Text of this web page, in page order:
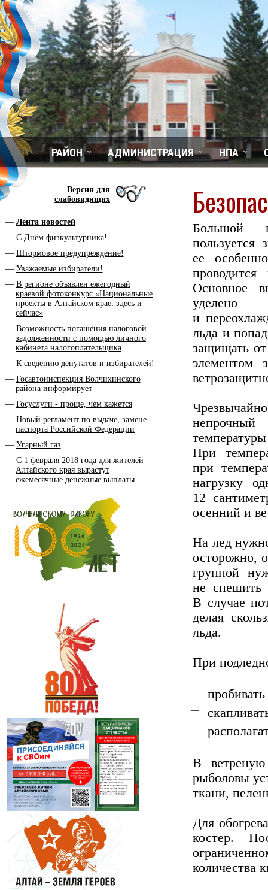
РАЙОН АДМИНИСТРАЦИЯ НПА
Версия для
слабовидящих
Лента новостей
С Днём физкультурника!
Штормовое предупреждение!
Уважаемые избиратели!
В регионе объявлен ежегодный
краевой фотоконкурс «Национальные
проекты в Алтайском крае: здесь и
сейчас»
Возможность погашения налоговой
задолженности с помощью личного
кабинета налогоплательщика
К сведению депутатов и избирателей!
Госавтоинспекция Волчихинского
района информирует
Госуслуги - проще, чем кажется
Новый регламент по выдаче, замене
паспорта Российской Федерации
Угарный газ
C 1 февраля 2018 года для жителей
Алтайского края вырастут
ежемесячные денежные выплаты
Большой
пользуется
ее
Основное
уделено
и
льда и
защищать
элементом
При
при
нагрузку
12
осенний и
На лед
осторожно,
группой
не спешить
В случае
делая
льда.
При
В ветреную
рыболовы
ткани,
Для
костер.
количества